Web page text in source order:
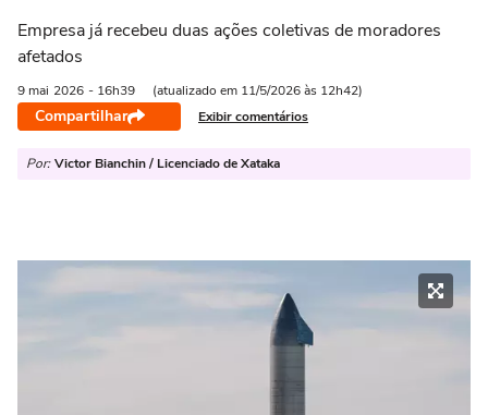
Empresa já recebeu duas ações coletivas de moradores
afetados
9 mai 2026 - 16h39 (atualizado em 11/5/2026 às 12h42)
Compartilhar Exibir comentários
Por: Victor Bianchin / Licenciado de Xataka